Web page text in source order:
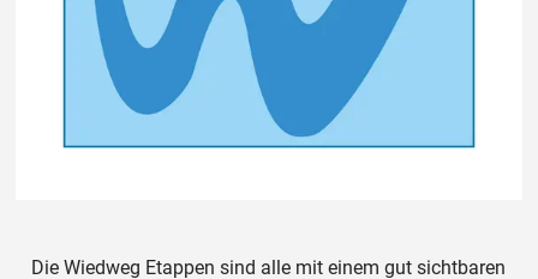
Die Wiedweg Etappen sind alle mit einem gut sichtbaren